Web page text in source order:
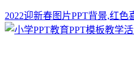
2022迎新春图片PPT背景,红色